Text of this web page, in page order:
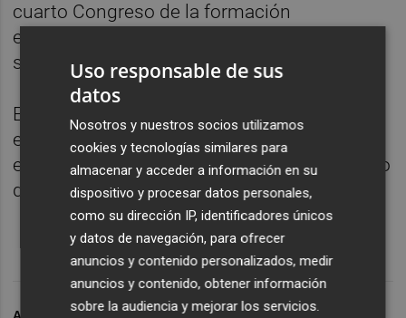
cuarto Congreso de la formación
ecosocialista que tendrá lugar el próximo
sábado en Valencia.
En este Congreso, Iniciativa someterá a
elección a sus órganos de dirección, entre
ellos la portavocía del partido, máximo cargo
de representación de Iniciativa.
Uso responsable de sus
datos
Nosotros y nuestros socios utilizamos
cookies y tecnologías similares para
almacenar y acceder a información en su
dispositivo y procesar datos personales,
como su dirección IP, identificadores únicos
y datos de navegación, para ofrecer
anuncios y contenido personalizados, medir
anuncios y contenido, obtener información
sobre la audiencia y mejorar los servicios.